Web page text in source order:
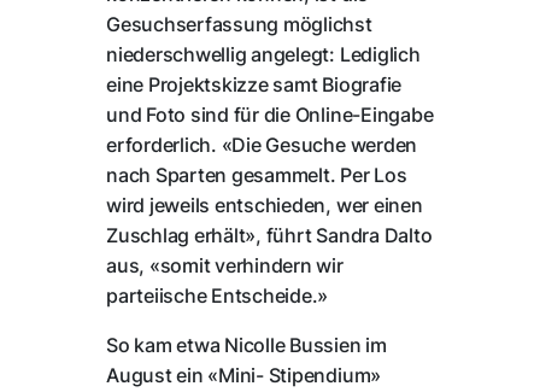
Gesuchserfassung möglichst
niederschwellig angelegt: Lediglich
eine Projektskizze samt Biografie
und Foto sind für die Online-Eingabe
erforderlich. «Die Gesuche werden
nach Sparten gesammelt. Per Los
wird jeweils entschieden, wer einen
Zuschlag erhält», führt Sandra Dalto
aus, «somit verhindern wir
parteiische Entscheide.»
So kam etwa Nicolle Bussien im
August ein «Mini- Stipendium»